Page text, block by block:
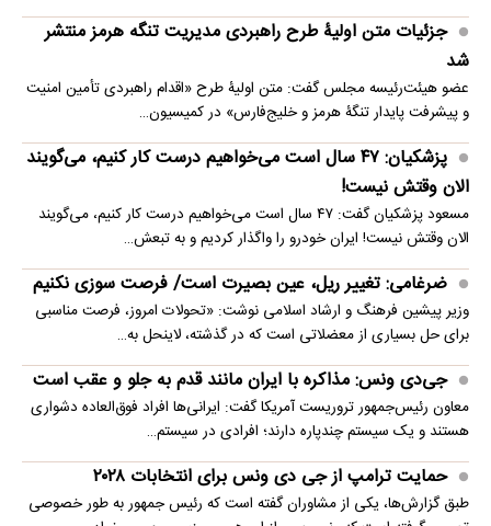
جزئیات متن اولیۀ طرح راهبردی مدیریت تنگه هرمز منتشر
شد
عضو هیئت‌رئیسه مجلس گفت: متن اولیۀ طرح «اقدام راهبردی تأمین امنیت
و پیشرفت پایدار تنگۀ هرمز و خلیج‌فارس» در کمیسیون…
پزشکیان: ۴۷ سال است می‌خواهیم درست کار کنیم، می‌گویند
الان وقتش نیست!
مسعود پزشکیان گفت: ۴۷ سال است می‌خواهیم درست کار کنیم، می‌گویند
الان وقتش نیست! ایران خودرو را واگذار کردیم و به تبعش…
ضرغامی: تغییر ریل، عین بصیرت است/ فرصت سوزی نکنیم
وزیر پیشین فرهنگ و ارشاد اسلامی نوشت: «تحولات امروز، فرصت مناسبی
برای حل بسیاری از معضلاتی‌ است که در گذشته، لاینحل به…
جی‌دی ونس: مذاکره با ایران مانند قدم به جلو و عقب است
معاون رئیس‌جمهور تروریست آمریکا گفت: ایرانی‌ها افراد فوق‌العاده دشواری
هستند و یک سیستم چندپاره دارند؛ افرادی در سیستم…
حمایت ترامپ از جی دی ونس برای انتخابات ۲۰۲۸
طبق گزارش‌ها، یکی از مشاوران گفته است که رئیس جمهور به طور خصوصی